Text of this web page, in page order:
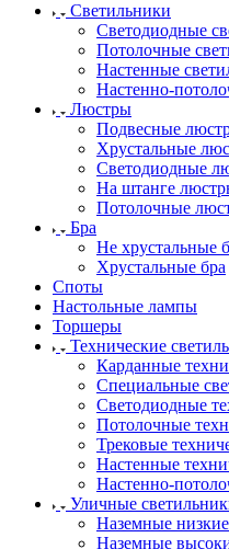
Светильники
Светодиодные
Потолочные
Настенные
Настенно-
Люстры
Подвесные
Хрустальные
Светодиодные
На штанге
Потолочные
Бра
Не хрустальные
Хрустальные бра
Споты
Настольные лампы
Торшеры
Технические
Карданные
Специальные
Светодиодные
Потолочные
Трековые
Настенные
Настенно-
Уличные
Наземные
Наземные